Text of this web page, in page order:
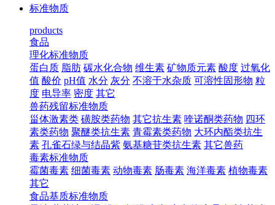
标准物质
products
食品
理化标准物质
蛋白质 脂肪 碳水化合物 维生素 矿物质元素 酸度 过氧化
值 酸价 pH值 水分 灰分 不溶于水杂质 可溶性固形物 粒
度 电导率 密度 其它
兽药残留标准物质
甾体激素类 磺胺类药物 其它抗生素 喹诺酮类药物 四环
素类药物 聚醚类抗生素 青霉素类药物 大环内酯类抗生
素 孔雀石绿与结晶紫 氨基糖苷类抗生素 其它兽药
毒素标准物质
霉菌毒素 细菌毒素 动物毒素 肠毒素 海洋毒素 植物毒素
其它
食品基质标准物质